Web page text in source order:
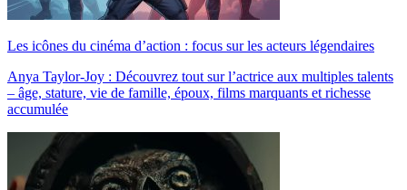
Les icônes du cinéma d’action : focus sur les acteurs légendaires
Anya Taylor-Joy : Découvrez tout sur l’actrice aux multiples talents
– âge, stature, vie de famille, époux, films marquants et richesse
accumulée